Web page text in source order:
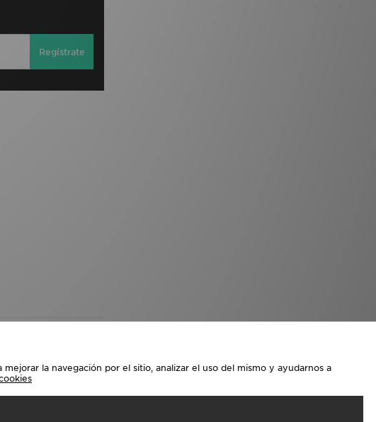
Regístrate
la navegación por el sitio, analizar el uso del mismo y ayudarnos a